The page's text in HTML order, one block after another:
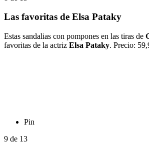
Las favoritas de Elsa Pataky
Estas sandalias con pompones en las tiras de
favoritas de la actriz Elsa Pataky. Precio:
Pin
9 de 13